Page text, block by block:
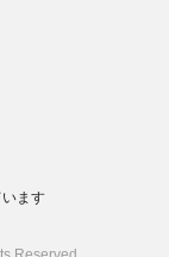
ます